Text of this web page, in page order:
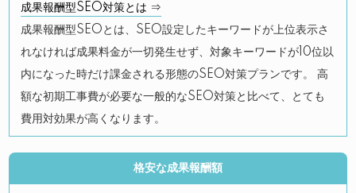
成果報酬型SEO対策とは ⇒
成果報酬型SEOとは、SEO設定したキーワードが上位表示さ
れなければ成果料金が一切発生せず、対象キーワードが10位以
内になった時だけ課金される形態のSEO対策プランです。 高
額な初期工事費が必要な一般的なSEO対策と比べて、とても
費用対効果が高くなります。
格安な成果報酬額